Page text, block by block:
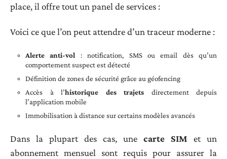
place, il offre tout un panel de services :
Voici ce que l’on peut attendre d’un traceur moderne :
Alerte anti-vol : notification, SMS ou email dès qu’un
comportement suspect est détecté
Définition de zones de sécurité grâce au géofencing
Accès à l’historique des trajets directement depuis
l’application mobile
Immobilisation à distance sur certains modèles avancés
Dans la plupart des cas, une carte SIM et un
abonnement mensuel sont requis pour assurer la